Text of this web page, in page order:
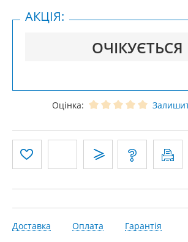
ОЧІКУЄТЬСЯ
АКЦІЯ:
Оцінка:
Доставка Оплата
Гарантія